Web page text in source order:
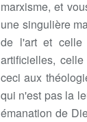
marxisme, et
une singulière
de l'art et celle
artificielles,
ceci aux
qui n'est pas la
émanation de